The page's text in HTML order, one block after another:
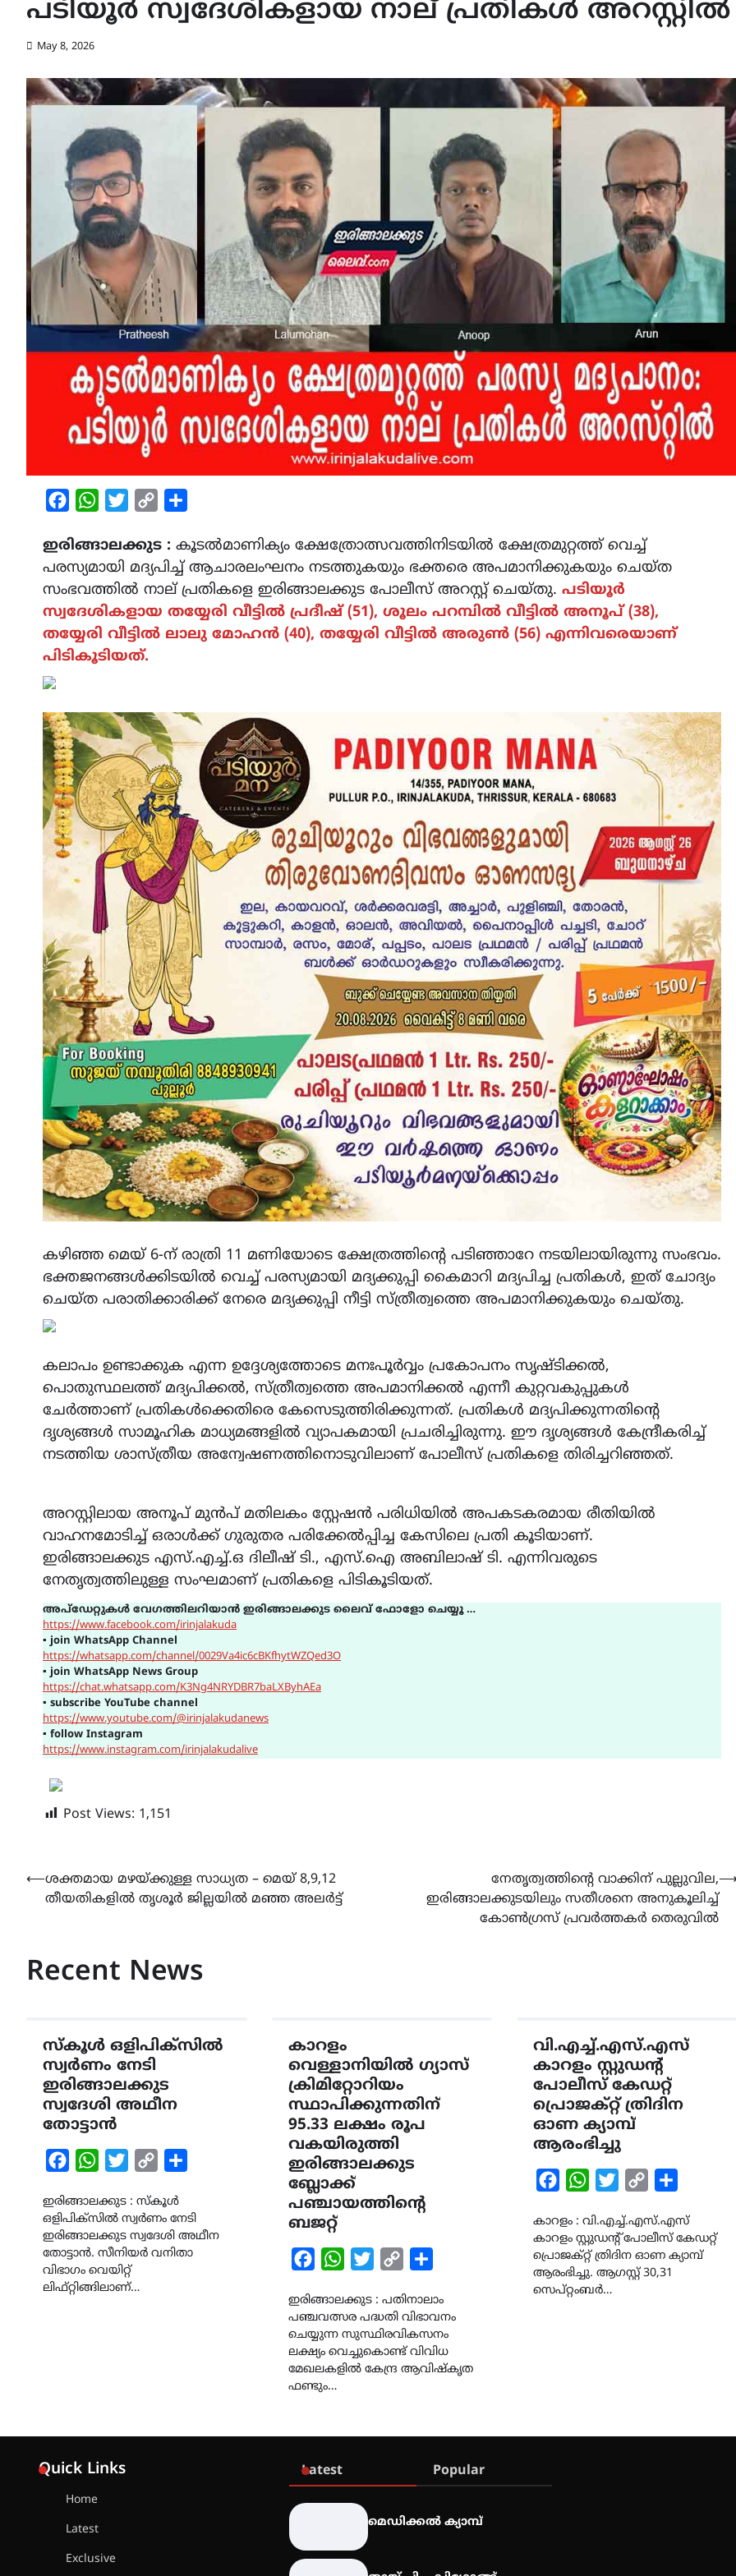
പടിയൂർ സ്വദേശികളായ നാല് പ്രതികൾ അറസ്റ്റിൽ
May 8, 2026
FacebookWhatsAppTwitterCopy
ഇരിങ്ങാലക്കുട : കൂടൽമാണിക്യം ക്ഷേത്രോത്സവത്തിനിടയിൽ ക്ഷേത്രമുറ്റത്ത് വെച്ച്
പരസ്യമായി മദ്യപിച്ച് ആചാരലംഘനം നടത്തുകയും ഭക്തരെ അപമാനിക്കുകയും ചെയ്ത
സംഭവത്തിൽ നാല് പ്രതികളെ ഇരിങ്ങാലക്കുട പോലീസ് അറസ്റ്റ് ചെയ്തു. പടിയൂർ
സ്വദേശികളായ തയ്യേരി വീട്ടിൽ പ്രദീഷ് (51), ശൂലം പറമ്പിൽ വീട്ടിൽ അനൂപ് (38),
തയ്യേരി വീട്ടിൽ ലാലു മോഹൻ (40), തയ്യേരി വീട്ടിൽ അരുൺ (56) എന്നിവരെയാണ്
പിടികൂടിയത്.
കഴിഞ്ഞ മെയ് 6-ന് രാത്രി 11 മണിയോടെ ക്ഷേത്രത്തിന്റെ പടിഞ്ഞാറേ നടയിലായിരുന്നു സംഭവം.
ഭക്തജനങ്ങൾക്കിടയിൽ വെച്ച് പരസ്യമായി മദ്യക്കുപ്പി കൈമാറി മദ്യപിച്ച പ്രതികൾ, ഇത് ചോദ്യം
ചെയ്ത പരാതിക്കാരിക്ക് നേരെ മദ്യക്കുപ്പി നീട്ടി സ്ത്രീത്വത്തെ അപമാനിക്കുകയും ചെയ്തു.
കലാപം ഉണ്ടാക്കുക എന്ന ഉദ്ദേശ്യത്തോടെ മനഃപൂർവ്വം പ്രകോപനം സൃഷ്ടിക്കൽ,
പൊതുസ്ഥലത്ത് മദ്യപിക്കൽ, സ്ത്രീത്വത്തെ അപമാനിക്കൽ എന്നീ കുറ്റവകുപ്പുകൾ
ചേർത്താണ് പ്രതികൾക്കെതിരെ കേസെടുത്തിരിക്കുന്നത്. പ്രതികൾ മദ്യപിക്കുന്നതിന്റെ
ദൃശ്യങ്ങൾ സാമൂഹിക മാധ്യമങ്ങളിൽ വ്യാപകമായി പ്രചരിച്ചിരുന്നു. ഈ ദൃശ്യങ്ങൾ കേന്ദ്രീകരിച്ച്
നടത്തിയ ശാസ്ത്രീയ അന്വേഷണത്തിനൊടുവിലാണ് പോലീസ് പ്രതികളെ തിരിച്ചറിഞ്ഞത്.
അറസ്റ്റിലായ അനൂപ് മുൻപ് മതിലകം സ്റ്റേഷൻ പരിധിയിൽ അപകടകരമായ രീതിയിൽ
വാഹനമോടിച്ച് ഒരാൾക്ക് ഗുരുതര പരിക്കേൽപ്പിച്ച കേസിലെ പ്രതി കൂടിയാണ്.
ഇരിങ്ങാലക്കുട എസ്.എച്ച്.ഒ ദിലീഷ് ടി., എസ്.ഐ അബിലാഷ് ടി. എന്നിവരുടെ
നേതൃത്വത്തിലുള്ള സംഘമാണ് പ്രതികളെ പിടികൂടിയത്.
അപ്ഡേറ്റുകൾ വേഗത്തിലറിയാൻ ഇരിങ്ങാലക്കുട ലൈവ് ഫോളോ ചെയ്യൂ …
https://www.facebook.com/irinjalakuda
▪ join WhatsApp Channel
https://whatsapp.com/channel/0029Va4ic6cBKfhytWZQed3O
▪ join WhatsApp News Group
https://chat.whatsapp.com/K3Ng4NRYDBR7baLXByhAEa
▪ subscribe YouTube channel
https://www.youtube.com/@irinjalakudanews
▪ follow Instagram
https://www.instagram.com/irinjalakudalive
Post Views: 1,151
Post
navigation
⟵ശക്തമായ മഴയ്ക്കുള്ള സാധ്യത – മെയ് 8,9,12
തീയതികളിൽ തൃശൂർ ജില്ലയിൽ മഞ്ഞ അലർട്ട്
നേതൃത്വത്തിന്റെ വാക്കിന് പുല്ലുവില,
ഇരിങ്ങാലക്കുടയിലും സതീശനെ അനുകൂലിച്ച്
കോൺഗ്രസ് പ്രവർത്തകർ തെരുവിൽ
Recent News
സ്കൂൾ ഒളിപിക്സിൽ
സ്വർണം നേടി
ഇരിങ്ങാലക്കുട
സ്വദേശി അഥീന
തോട്ടാൻ
FacebookWhatsAppTwitterCopy
ഇരിങ്ങാലക്കുട : സ്കൂൾ
ഒളിപിക്സിൽ സ്വർണം നേടി
ഇരിങ്ങാലക്കുട സ്വദേശി അഥീന
തോട്ടാൻ. സീനിയർ വനിതാ
വിഭാഗം വെയിറ്റ്
ലിഫ്റ്റിങ്ങിലാണ്…
കാറളം
വെള്ളാനിയിൽ ഗ്യാസ്
ക്രിമിറ്റോറിയം
സ്ഥാപിക്കുന്നതിന്
95.33 ലക്ഷം രൂപ
വകയിരുത്തി
ഇരിങ്ങാലക്കുട
ബ്ലോക്ക്
പഞ്ചായത്തിന്‍റെ
ബജറ്റ്
FacebookWhatsAppTwitterCopy
ഇരിങ്ങാലക്കുട : പതിനാലാം
പഞ്ചവത്സര പദ്ധതി വിഭാവനം
ചെയ്യുന്ന സുസ്ഥിരവികസനം
ലക്ഷ്യം വെച്ചുകൊണ്ട് വിവിധ
മേഖലകളിൽ കേന്ദ്ര ആവിഷ്കൃത
ഫണ്ടും…
വി.എച്ച്.എസ്.എസ്
കാറളം സ്റ്റുഡന്റ്
പോലീസ് കേഡറ്റ്
പ്രൊജക്റ്റ് ത്രിദിന
ഓണ ക്യാമ്പ്
ആരംഭിച്ചു
FacebookWhatsAppTwitterCopy
കാറളം : വി.എച്ച്.എസ്.എസ്
കാറളം സ്റ്റുഡന്റ് പോലീസ് കേഡറ്റ്
പ്രൊജക്റ്റ് ത്രിദിന ഓണ ക്യാമ്പ്
ആരംഭിച്ചു. ആഗസ്റ്റ് 30,31
സെപ്റ്റംബർ…
സർഗ്ഗസാഹിതി-
കവിതാസംഗമം 2026 കവിതാ
ചർച്ച കാട്ടൂർ, ടി. കെ. ബാലൻ
ഹാളിൽ 16ന്
Quick Links
Home
Latest
Exclusive
Latest Popular
മെഡിക്കൽ ക്യാമ്പ്